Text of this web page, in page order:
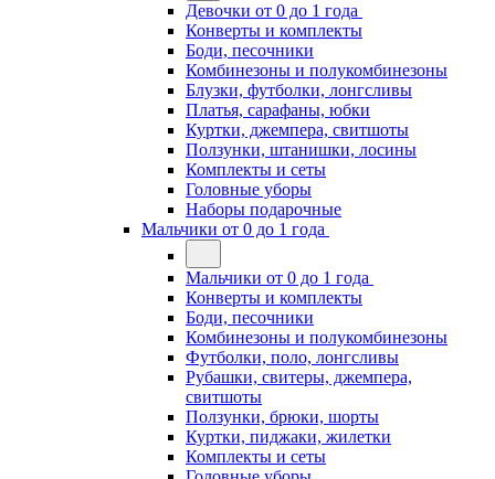
Девочки от 0 до 1 года
Конверты и комплекты
Боди, песочники
Комбинезоны и полукомбинезоны
Блузки, футболки, лонгсливы
Платья, сарафаны, юбки
Куртки, джемпера, свитшоты
Ползунки, штанишки, лосины
Комплекты и сеты
Головные уборы
Наборы подарочные
Мальчики от 0 до 1 года
Мальчики от 0 до 1 года
Конверты и комплекты
Боди, песочники
Комбинезоны и полукомбинезоны
Футболки, поло, лонгсливы
Рубашки, свитеры, джемпера,
свитшоты
Ползунки, брюки, шорты
Куртки, пиджаки, жилетки
Комплекты и сеты